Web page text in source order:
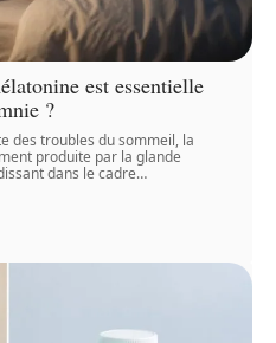
est essentielle
?
des troubles du sommeil, la
produite par la glande
dans le cadre…